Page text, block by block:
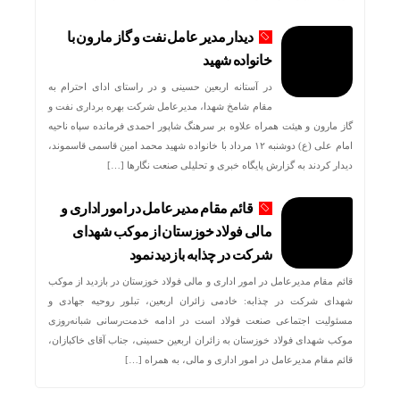
دیدار مدیر عامل نفت و گاز مارون با
خانواده شهید
در آستانه اربعین حسینی و در راستای ادای احترام به
مقام شامخ شهدا، مدیرعامل شرکت بهره برداری نفت و
گاز مارون و هیئت همراه علاوه بر سرهنگ شاپور احمدی فرمانده سپاه ناحیه
امام علی (ع) دوشنبه ۱۲ مرداد با خانواده شهید محمد امین قاسمی قاسموند،
دیدار کردند به گزارش پایگاه خبری و تحلیلی صنعت نگارها […]
قائم مقام مدیرعامل در امور اداری و
مالی فولاد خوزستان از موکب شهدای
شرکت در چذابه بازدید نمود
قائم مقام مدیرعامل در امور اداری و مالی فولاد خوزستان در بازدید از موکب
شهدای شرکت در چذابه: خادمی زائران اربعین، تبلور روحیه جهادی و
مسئولیت اجتماعی صنعت فولاد است در ادامه خدمت‌رسانی شبانه‌روزی
موکب شهدای فولاد خوزستان به زائران اربعین حسینی، جناب آقای خاکبازان،
قائم مقام مدیرعامل در امور اداری و مالی، به همراه […]